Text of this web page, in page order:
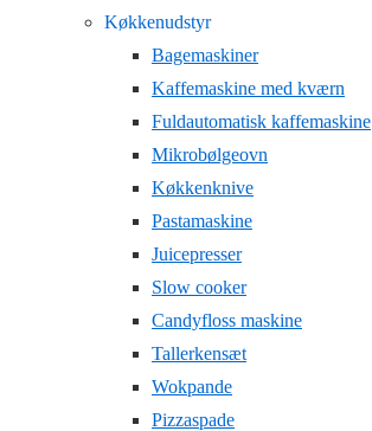
Køkkenudstyr
Bagemaskiner
Kaffemaskine med kværn
Fuldautomatisk kaffemaskine
Mikrobølgeovn
Køkkenknive
Pastamaskine
Juicepresser
Slow cooker
Candyfloss maskine
Tallerkensæt
Wokpande
Pizzaspade